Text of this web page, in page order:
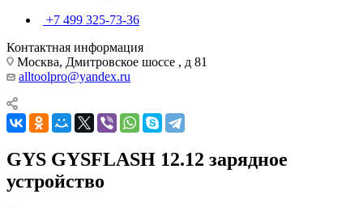
+7 499 325-73-36
Контактная информация
Москва, Дмитровское шоссе , д 81
alltoolpro@yandex.ru
GYS GYSFLASH 12.12 зарядное
устройство